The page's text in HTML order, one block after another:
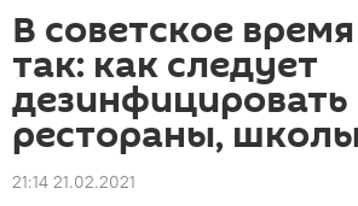
В советское
так: как следует
дезинфицировать
рестораны,
21:14 21.02.2021